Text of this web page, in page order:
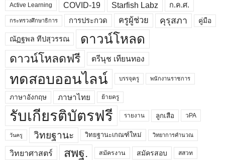
Active Learning COVID-19 Starfish Labz ก.ค.ศ.
กระทรวงศึกษาธิการ การประกวด ครูผู้ช่วย คุรุสภา คู่มือ
ณัฏฐพล ทีปสุวรรณ ดาวน์โหลด
ดาวน์โหลดฟรี ตรีนุช เทียนทอง
ทดสอบออนไลน์ บรรจุครู พนักงานราชการ
ภาษาอังกฤษ ภาษาไทย ย้ายครู
รับเกียรติบัตรฟรี รายงาน ลูกเสือ วPA
วันครู วิทยฐานะ วิทยฐานะเกณฑ์ใหม่ วิทยาการคำนวณ
วิทยาศาสตร์ สพฐ. สมัครงาน สมัครสอบ สสวท